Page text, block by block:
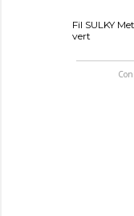
Fil SULKY
vert